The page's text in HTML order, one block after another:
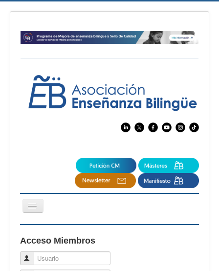
Cambiar
navegación
CertAcleB
Profesores Visitantes
Acceso Miembros
Usuario